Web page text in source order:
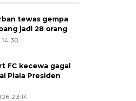
tewas gempa
jadi 28 orang
FC kecewa gagal
Piala Presiden
23:14